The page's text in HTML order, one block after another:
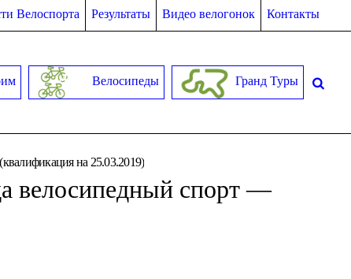
Велоспорта Результаты Видео велогонок Контакты
Велосипеды Гранд Туры
на 25.03.2019)
велосипедный спорт —